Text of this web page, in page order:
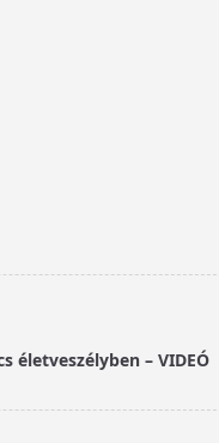
életveszélyben – VIDEÓ